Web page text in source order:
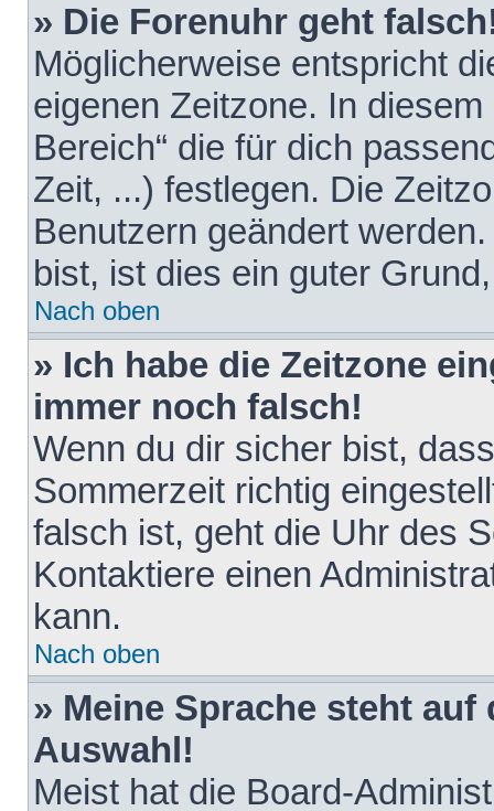
» Die Forenuhr geht
Möglicherweise entspricht
eigenen Zeitzone. In
Bereich“ die für dich
Zeit, ...) festlegen. Die
Benutzern geändert
bist, ist dies ein guter
Nach oben
» Ich habe die Zeitzone
immer noch falsch!
Wenn du dir sicher bist,
Sommerzeit richtig
falsch ist, geht die Uhr des
Kontaktiere einen
kann.
Nach oben
» Meine Sprache steht
Auswahl!
Meist hat die Board-